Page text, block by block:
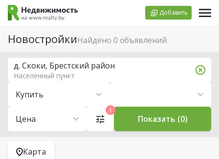
Добавить
НовостройкиНайдено 0 объявлений
Купить
Цена
д. Скоки, Брестский район
Населенный пункт
1
Показать (0)
Карта